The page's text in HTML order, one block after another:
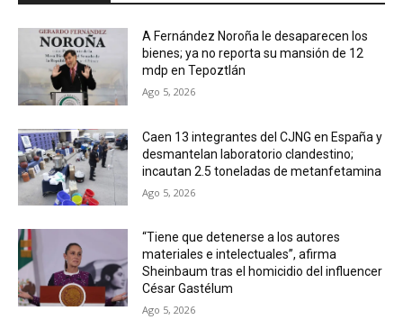
A Fernández Noroña le desaparecen los
bienes; ya no reporta su mansión de 12
mdp en Tepoztlán
Ago 5, 2026
Caen 13 integrantes del CJNG en España y
desmantelan laboratorio clandestino;
incautan 2.5 toneladas de metanfetamina
Ago 5, 2026
“Tiene que detenerse a los autores
materiales e intelectuales”, afirma
Sheinbaum tras el homicidio del influencer
César Gastélum
Ago 5, 2026